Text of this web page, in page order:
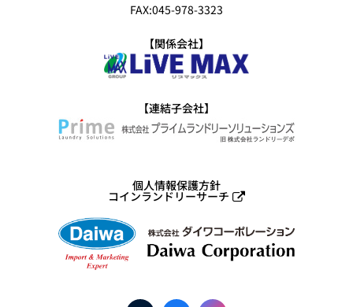
個人情報保護方針
コインランドリーサーチ
FAX:045-978-3323
【関係会社】
【連結子会社】